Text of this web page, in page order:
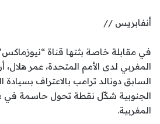
أنفابريس //
في مقابلة خاصة بثتها قناة “نيوزماكس”
المغربي لدى الأمم المتحدة، عمر هلال،
السابق دونالد ترامب بالاعتراف بسيادة
الجنوبية شكّل نقطة تحول حاسمة في
المغربية.